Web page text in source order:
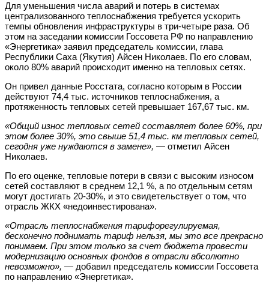
Для уменьшения числа аварий и потерь в системах
централизованного теплоснабжения требуется ускорить
темпы обновления инфраструктуры в три-четыре раза. Об
этом на заседании комиссии Госсовета РФ по направлению
«Энергетика» заявил председатель комиссии, глава
Республики Саха (Якутия) Айсен Николаев. По его словам,
около 80% аварий происходит именно на тепловых сетях.
Он привел данные Росстата, согласно которым в России
действуют 74,4 тыс. источников теплоснабжения, а
протяженность тепловых сетей превышает 167,67 тыс. км.
«Общий износ тепловых сетей составляет более 60%, при
этом более 30%, это свыше 51,4 тыс. км тепловых сетей,
сегодня уже нуждаются в замене», — отметил Айсен
Николаев.
По его оценке, тепловые потери в связи с высоким износом
сетей составляют в среднем 12,1 %, а по отдельным сетям
могут достигать 20-30%, и это свидетельствует о том, что
отрасль ЖКХ «недоинвестирована».
«Отрасль теплоснабжения тарифорегулируемая,
бесконечно поднимать тариф нельзя, мы это все прекрасно
понимаем. При этом только за счет бюджета провести
модернизацию основных фондов в отрасли абсолютно
невозможно», — добавил председатель комиссии Госсовета
по направлению «Энергетика».